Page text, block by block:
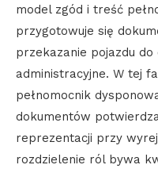
model zgód i treść
przygotowuje się
przekazanie pojazdu
administracyjne. W tej
pełnomocnik
dokumentów
reprezentacji przy
rozdzielenie ról bywa